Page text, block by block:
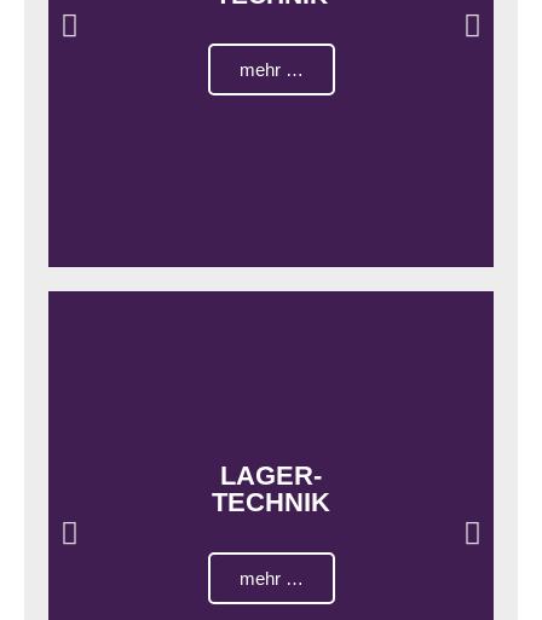
mehr …
LAGER-
TECHNIK
mehr …